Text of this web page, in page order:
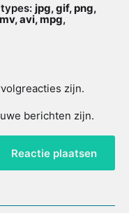
jpg, gif, png,
avi, mpg,
zijn.
berichten zijn.